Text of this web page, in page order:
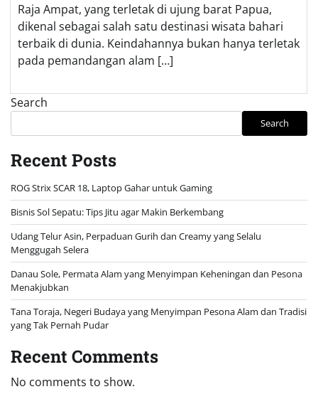
Raja Ampat, yang terletak di ujung barat Papua,
dikenal sebagai salah satu destinasi wisata bahari
terbaik di dunia. Keindahannya bukan hanya terletak
pada pemandangan alam […]
Search
Search
Recent Posts
ROG Strix SCAR 18, Laptop Gahar untuk Gaming
Bisnis Sol Sepatu: Tips Jitu agar Makin Berkembang
Udang Telur Asin, Perpaduan Gurih dan Creamy yang Selalu
Menggugah Selera
Danau Sole, Permata Alam yang Menyimpan Keheningan dan Pesona
Menakjubkan
Tana Toraja, Negeri Budaya yang Menyimpan Pesona Alam dan Tradisi
yang Tak Pernah Pudar
Recent Comments
No comments to show.